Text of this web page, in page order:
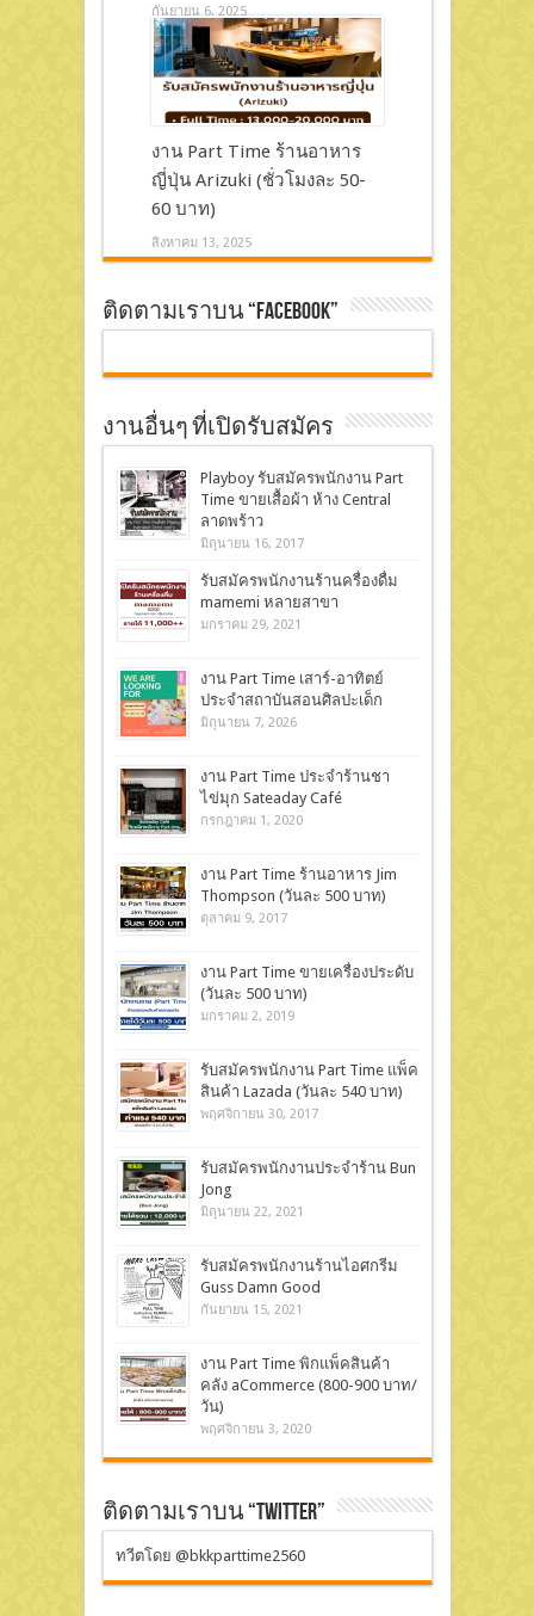
กันยายน 6, 2025
งาน Part Time ร้านอาหาร
ญี่ปุ่น Arizuki (ชั่วโมงละ 50-
60 บาท)
สิงหาคม 13, 2025
ติดตามเราบน “Facebook”
งานอื่นๆ ที่เปิดรับสมัคร
Playboy รับสมัครพนักงาน Part
Time ขายเสื้อผ้า ห้าง Central
ลาดพร้าว
มิถุนายน 16, 2017
รับสมัครพนักงานร้านครื่องดื่ม
mamemi หลายสาขา
มกราคม 29, 2021
งาน Part Time เสาร์-อาทิตย์
ประจำสถาบันสอนศิลปะเด็ก
มิถุนายน 7, 2026
งาน Part Time ประจำร้านชา
ไข่มุก Sateaday Café
กรกฎาคม 1, 2020
งาน Part Time ร้านอาหาร Jim
Thompson (วันละ 500 บาท)
ตุลาคม 9, 2017
งาน Part Time ขายเครื่องประดับ
(วันละ 500 บาท)
มกราคม 2, 2019
รับสมัครพนักงาน Part Time แพ็ค
สินค้า Lazada (วันละ 540 บาท)
พฤศจิกายน 30, 2017
รับสมัครพนักงานประจำร้าน Bun
Jong
มิถุนายน 22, 2021
รับสมัครพนักงานร้านไอศกรีม
Guss Damn Good
กันยายน 15, 2021
งาน Part Time พิก​แพ็คสินค้า
คลัง aCommerce (800-900 บาท/
วัน)
พฤศจิกายน 3, 2020
ติดตามเราบน “Twitter”
ทวีตโดย @bkkparttime2560